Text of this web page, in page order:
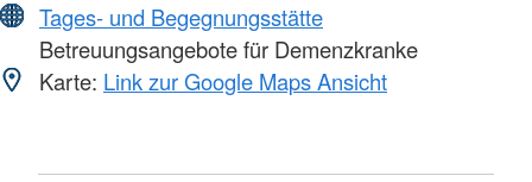
Tages- und Begegnungsstätte
Betreuungsangebote für Demenzkranke
Karte: Link zur Google Maps Ansicht